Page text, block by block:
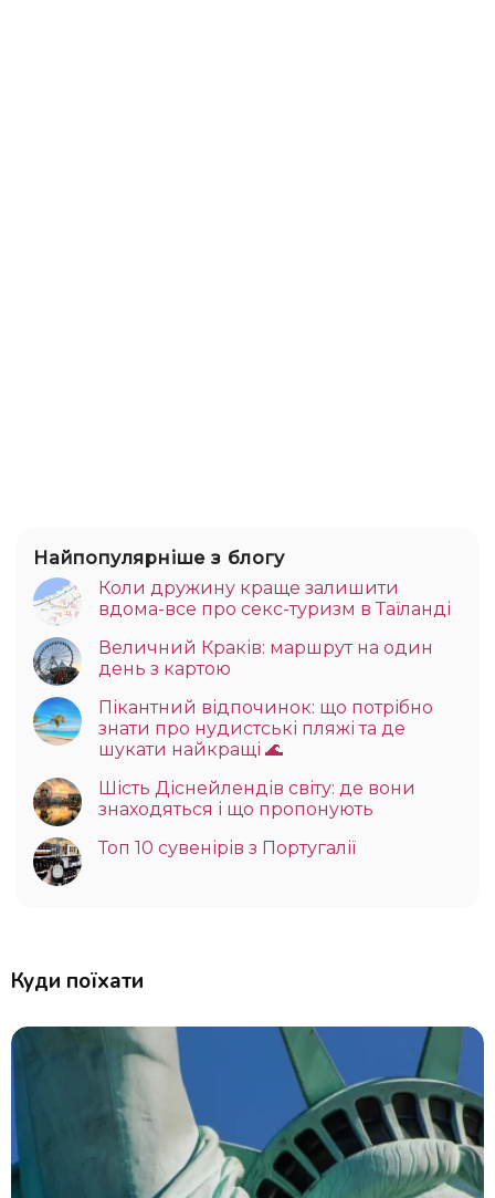
Найпопулярніше з блогу
Коли дружину краще залишити
вдома-все про секс-туризм в Таїланді
Величний Краків: маршрут на один
день з картою
Пікантний відпочинок: що потрібно
знати про нудистські пляжі та де
шукати найкращі 🌊
Шість Діснейлендів світу: де вони
знаходяться і що пропонують
Топ 10 сувенірів з Португалії
Куди поїхати